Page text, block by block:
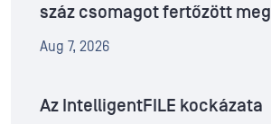
száz csomagot fertőzött meg
Aug 7, 2026
Az IntelligentFILE kockázata